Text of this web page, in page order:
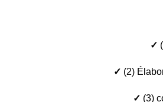
✓
✓ (2)
✓ (3)